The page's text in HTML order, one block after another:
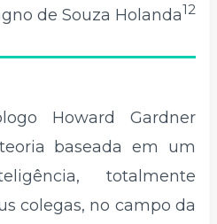
de Souza Holanda12
Howard Gardner
baseada em um
totalmente
colegas, no campo da